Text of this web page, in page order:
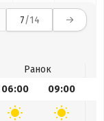
7/14
Ранок
06:00 09:00